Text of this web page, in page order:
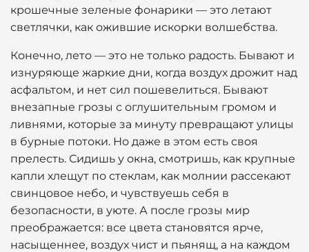
крошечные зеленые фонарики — это летают
светлячки, как ожившие искорки волшебства.
Конечно, лето — это не только радость. Бывают и
изнуряюще жаркие дни, когда воздух дрожит над
асфальтом, и нет сил пошевелиться. Бывают
внезапные грозы с оглушительным громом и
ливнями, которые за минуту превращают улицы
в бурные потоки. Но даже в этом есть своя
прелесть. Сидишь у окна, смотришь, как крупные
капли хлещут по стеклам, как молнии рассекают
свинцовое небо, и чувствуешь себя в
безопасности, в уюте. А после грозы мир
преображается: все цвета становятся ярче,
насыщеннее, воздух чист и пьянящ, а на каждом